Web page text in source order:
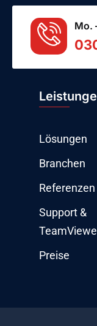
Mo.
Lösungen
Branchen
Referenzen
Support &
Preise